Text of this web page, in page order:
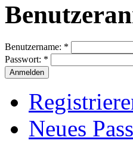
Benutzername: *
Passwort: *
Neues